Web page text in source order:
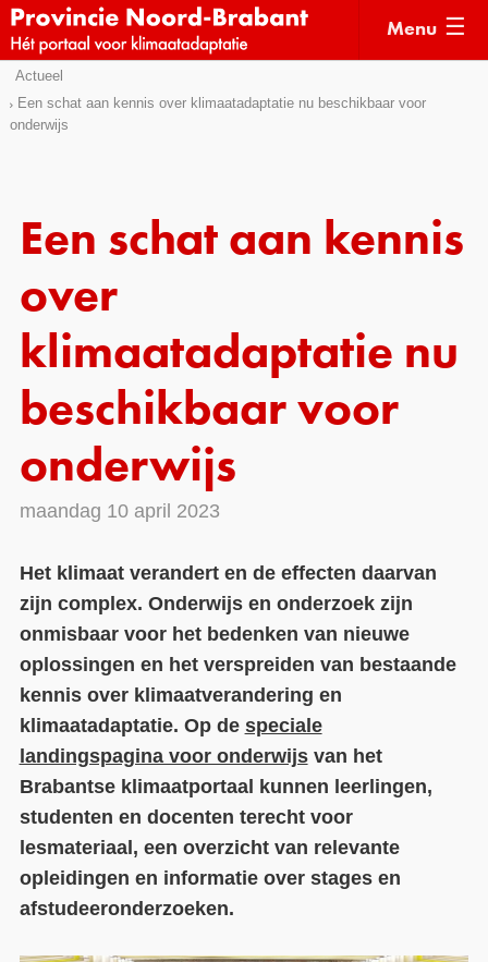
Sla
links
over
het
menu
naar
de
pagina
inhoud
Menu
Actueel
Een schat aan kennis over klimaatadaptatie nu beschikbaar voor
onderwijs
Een schat aan kennis
over
klimaatadaptatie nu
beschikbaar voor
onderwijs
maandag 10 april 2023
Het klimaat verandert en de effecten daarvan
zijn complex. Onderwijs en onderzoek zijn
onmisbaar voor het bedenken van nieuwe
oplossingen en het verspreiden van bestaande
kennis over klimaatverandering en
klimaatadaptatie. Op de speciale
landingspagina voor onderwijsvan het
Brabantse klimaatportaal kunnen leerlingen,
studenten en docenten terecht voor
lesmateriaal, een overzicht van relevante
opleidingen en informatie over stages en
afstudeeronderzoeken.
Kennisdossiers
Subsidies
Monitoring
Over ons
LIFE-IP Klimaatadaptatie
Weerbaar Dommelland